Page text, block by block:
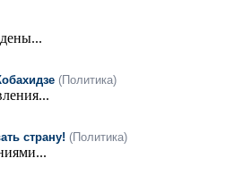
(Политика)
страну! (Политика)